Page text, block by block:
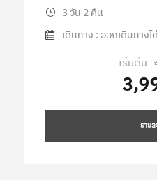
3 วัน 2 คืน
เดินทาง : ออกเดินทาง
เริ่มต้น
รายล